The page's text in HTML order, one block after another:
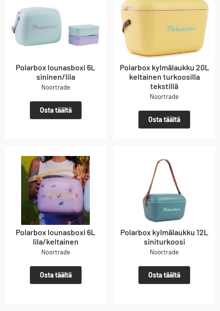
Polarbox lounasboxi 6L
sininen/lila
Noortrade
Osta täältä
Polarbox kylmälaukku 20L
keltainen turkoosilla
tekstillä
Noortrade
Osta täältä
Polarbox lounasboxi 6L
lila/keltainen
Noortrade
Osta täältä
Polarbox kylmälaukku 12L
siniturkoosi
Noortrade
Osta täältä